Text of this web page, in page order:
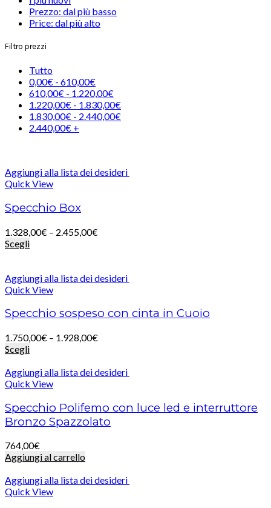
Prezzo: dal più basso
Price: dal più alto
Filtro prezzi
Tutto
0,00€ - 610,00€
610,00€ - 1.220,00€
1.220,00€ - 1.830,00€
1.830,00€ - 2.440,00€
2.440,00€ +
Aggiungi alla lista dei desideri
Quick View
Specchio Box
1.328,00€ – 2.455,00€
Scegli
Aggiungi alla lista dei desideri
Quick View
Specchio sospeso con cinta in Cuoio
1.750,00€ – 1.928,00€
Scegli
Aggiungi alla lista dei desideri
Quick View
Specchio Polifemo con luce led e interruttore
Bronzo Spazzolato
764,00€
Aggiungi al carrello
Aggiungi alla lista dei desideri
Quick View